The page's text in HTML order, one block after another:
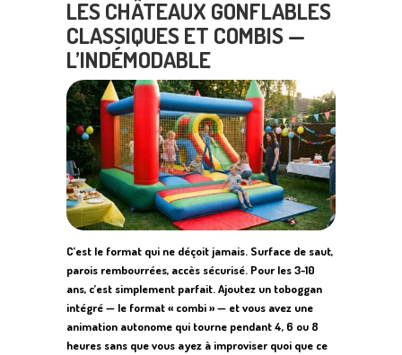
LES CHÂTEAUX GONFLABLES
CLASSIQUES ET COMBIS —
L’INDÉMODABLE
C’est le format qui ne déçoit jamais. Surface de saut,
parois rembourrées, accès sécurisé. Pour les 3-10
ans, c’est simplement parfait. Ajoutez un toboggan
intégré — le format « combi » — et vous avez une
animation autonome qui tourne pendant 4, 6 ou 8
heures sans que vous ayez à improviser quoi que ce